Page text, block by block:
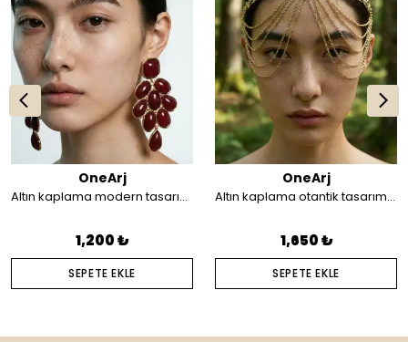
OneArj
Altın kaplama modern tasarım küpe
1,200 ₺
SEPETE EKLE
OneArj
Altın kaplama otantik tasarım saç aksesuarı
1,650 ₺
SEPETE EKLE